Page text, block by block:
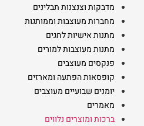
מדבקות וצנצנות תבלינים
מחברות מעוצבות וממותגות
מתנות אישיות לחגים
מתנות מעוצבות למורים
פנקסים מעוצבים
קופסאות הפתעה ומארזים
יומנים שבועיים מעוצבים
מאמרים
ברכות ומוצרים נלווים